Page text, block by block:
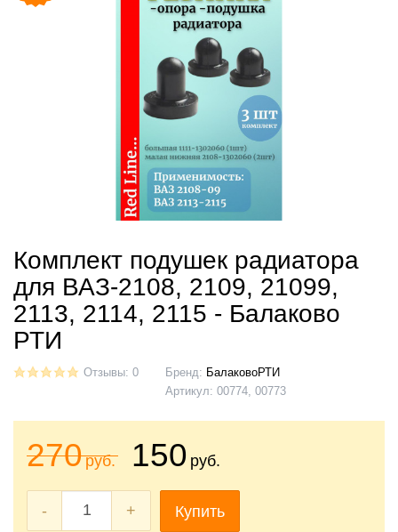
Комплект подушек радиатора
для ВАЗ‑2108, 2109, 21099,
2113, 2114, 2115 - Балаково
РТИ
Отзывы: 0 Бренд: БалаковоРТИ
Артикул: 00774, 00773
270руб. 150 руб.
- + Купить